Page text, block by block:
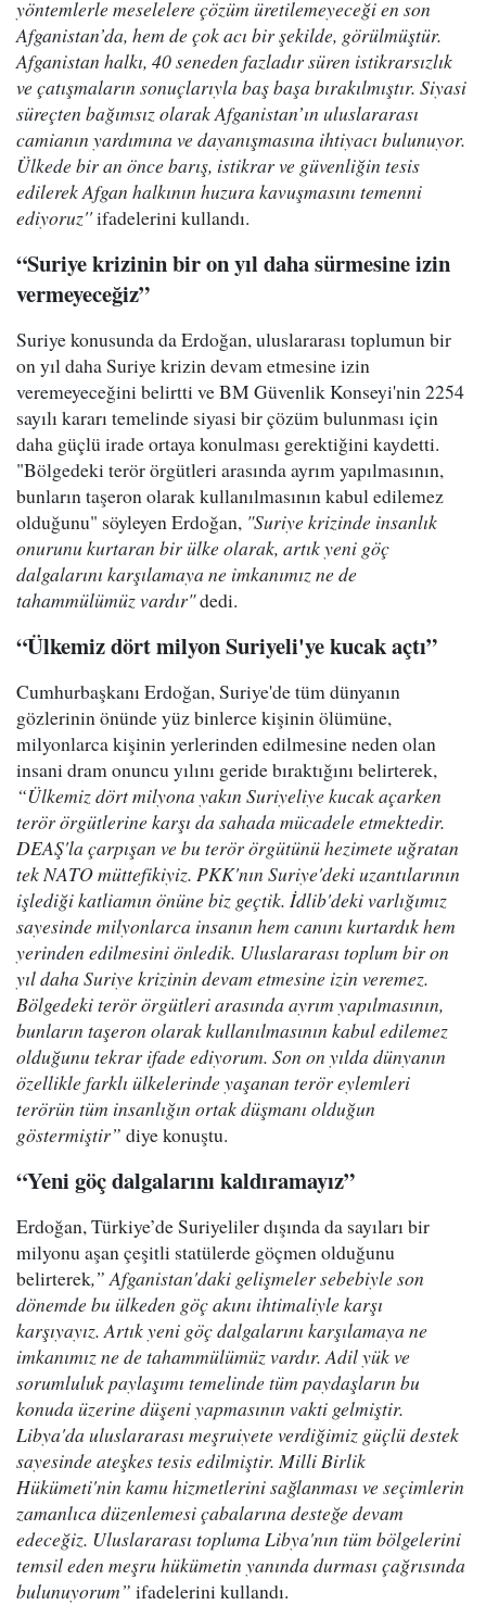
yöntemlerle meselelere çözüm üretilemeyeceği en son
Afganistan’da, hem de çok acı bir şekilde, görülmüştür.
Afganistan halkı, 40 seneden fazladır süren istikrarsızlık
ve çatışmaların sonuçlarıyla baş başa bırakılmıştır. Siyasi
süreçten bağımsız olarak Afganistan’ın uluslararası
camianın yardımına ve dayanışmasına ihtiyacı bulunuyor.
Ülkede bir an önce barış, istikrar ve güvenliğin tesis
edilerek Afgan halkının huzura kavuşmasını temenni
ediyoruz''ifadelerini kullandı.
“Suriye krizinin bir on yıl daha sürmesine izin
vermeyeceğiz”
Suriye konusunda da Erdoğan, uluslararası toplumun bir
on yıl daha Suriye krizin devam etmesine izin
veremeyeceğini belirtti ve BM Güvenlik Konseyi'nin 2254
sayılı kararı temelinde siyasi bir çözüm bulunması için
daha güçlü irade ortaya konulması gerektiğini kaydetti.
"Bölgedeki terör örgütleri arasında ayrım yapılmasının,
bunların taşeron olarak kullanılmasının kabul edilemez
olduğunu" söyleyen Erdoğan, "Suriye krizinde insanlık
onurunu kurtaran bir ülke olarak, artık yeni göç
dalgalarını karşılamaya ne imkanımız ne de
tahammülümüz vardır"dedi.
“Ülkemiz dört milyon Suriyeli'ye kucak açtı”
Cumhurbaşkanı Erdoğan, Suriye'de tüm dünyanın
gözlerinin önünde yüz binlerce kişinin ölümüne,
milyonlarca kişinin yerlerinden edilmesine neden olan
insani dram onuncu yılını geride bıraktığını belirterek,
“Ülkemiz dört milyona yakın Suriyeliye kucak açarken
terör örgütlerine karşı da sahada mücadele etmektedir.
DEAŞ'la çarpışan ve bu terör örgütünü hezimete uğratan
tek NATO müttefikiyiz. PKK'nın Suriye'deki uzantılarının
işlediği katliamın önüne biz geçtik. İdlib'deki varlığımız
sayesinde milyonlarca insanın hem canını kurtardık hem
yerinden edilmesini önledik. Uluslararası toplum bir on
yıl daha Suriye krizinin devam etmesine izin veremez.
Bölgedeki terör örgütleri arasında ayrım yapılmasının,
bunların taşeron olarak kullanılmasının kabul edilemez
olduğunu tekrar ifade ediyorum. Son on yılda dünyanın
özellikle farklı ülkelerinde yaşanan terör eylemleri
terörün tüm insanlığın ortak düşmanı olduğun
göstermiştir” diye konuştu.
“Yeni göç dalgalarını kaldıramayız”
Erdoğan, Türkiye’de Suriyeliler dışında da sayıları bir
milyonu aşan çeşitli statülerde göçmen olduğunu
belirterek,” Afganistan'daki gelişmeler sebebiyle son
dönemde bu ülkeden göç akını ihtimaliyle karşı
karşıyayız. Artık yeni göç dalgalarını karşılamaya ne
imkanımız ne de tahammülümüz vardır. Adil yük ve
sorumluluk paylaşımı temelinde tüm paydaşların bu
konuda üzerine düşeni yapmasının vakti gelmiştir.
Libya'da uluslararası meşruiyete verdiğimiz güçlü destek
sayesinde ateşkes tesis edilmiştir. Milli Birlik
Hükümeti'nin kamu hizmetlerini sağlanması ve seçimlerin
zamanlıca düzenlemesi çabalarına desteğe devam
edeceğiz. Uluslararası topluma Libya'nın tüm bölgelerini
temsil eden meşru hükümetin yanında durması çağrısında
bulunuyorum” ifadelerini kullandı.